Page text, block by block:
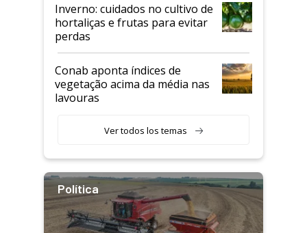
Inverno: cuidados no cultivo de
hortaliças e frutas para evitar
perdas
Conab aponta índices de
vegetação acima da média nas
lavouras
Ver todos los temas
Política